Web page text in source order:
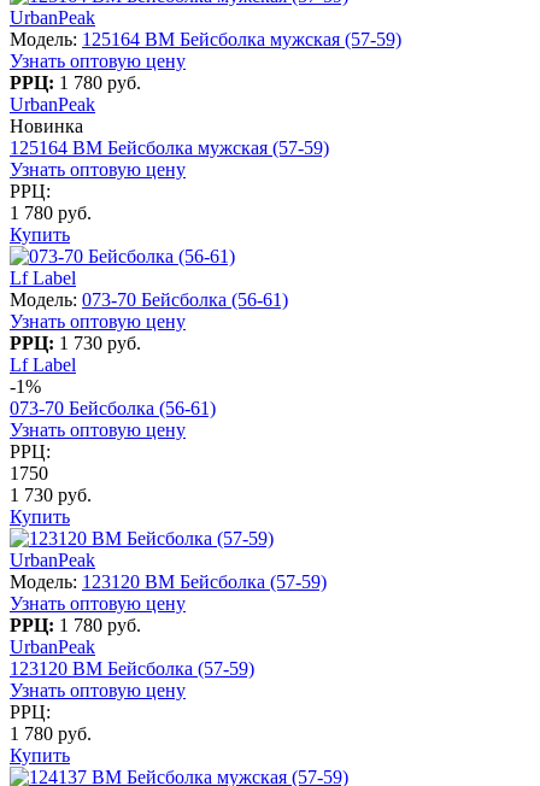
UrbanPeak
Модель: 125164 BM Бейсболка мужская (57-59)
Узнать оптовую цену
РРЦ: 1 780 руб.
UrbanPeak
Новинка
125164 BM Бейсболка мужская (57-59)
Узнать оптовую цену
РРЦ:
1 780 руб.
Купить
Lf Label
Модель: 073-70 Бейсболка (56-61)
Узнать оптовую цену
РРЦ: 1 730 руб.
Lf Label
-1%
073-70 Бейсболка (56-61)
Узнать оптовую цену
РРЦ:
1750
1 730 руб.
Купить
UrbanPeak
Модель: 123120 BM Бейсболка (57-59)
Узнать оптовую цену
РРЦ: 1 780 руб.
UrbanPeak
123120 BM Бейсболка (57-59)
Узнать оптовую цену
РРЦ:
1 780 руб.
Купить